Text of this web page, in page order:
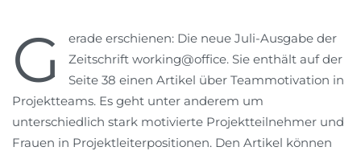
G
erade erschienen: Die neue Juli-Ausgabe der
Zeitschrift working@office. Sie enthält auf der
Seite 38 einen Artikel über Teammotivation in
Projektteams. Es geht unter anderem um
unterschiedlich stark motivierte Projektteilnehmer und
Frauen in Projektleiterpositionen. Den Artikel können